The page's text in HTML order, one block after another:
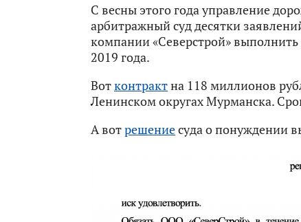
С весны этого года управление
арбитражный суд десятки
компании «Северстрой»
2019 года.
Вотконтрактна 118 миллионов
Ленинском округах Мурманска.
А вотрешениесуда о понуждении